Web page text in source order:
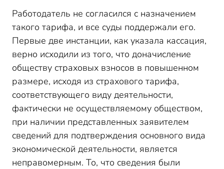
Работодатель не согласился с назначением
такого тарифа, и все суды поддержали его.
Первые две инстанции, как указала кассация,
верно исходили из того, что доначисление
обществу страховых взносов в повышенном
размере, исходя из страхового тарифа,
соответствующего виду деятельности,
фактически не осуществляемому обществом,
при наличии представленных заявителем
сведений для подтверждения основного вида
экономической деятельности, является
неправомерным. То, что сведения были